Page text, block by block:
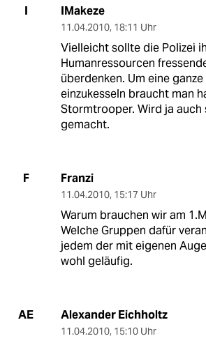
I IMakeze
11.04.2010, 18:11 Uhr
Vielleicht sollte die Polizei
Humanressourcen
überdenken. Um eine
einzukesseln braucht man
Stormtrooper. Wird ja
gemacht.
F Franzi
11.04.2010, 15:17 Uhr
Warum brauchen wir am
Welche Gruppen dafür
jedem der mit eigenen
wohl geläufig.
AE Alexander Eichholtz
11.04.2010, 15:10 Uhr